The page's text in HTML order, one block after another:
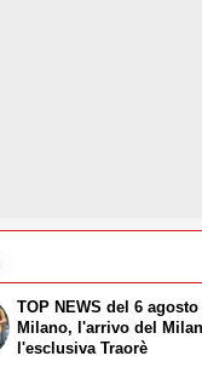
TOP NEWS del 6
Milano, l'arrivo del
l'esclusiva Traorè